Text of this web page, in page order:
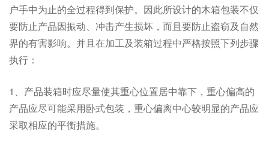
户手中为止的全过程得到保护。因此所设计的木箱包装不仅
要防止产品因振动、冲击产生损坏，而且要防止盗窃及自然
界的有害影响。并且在加工及装箱过程中严格按照下列步骤
执行：
1、产品装箱时应尽量使其重心位置居中靠下，重心偏高的
产品应尽可能采用卧式包装，重心偏离中心较明显的产品应
采取相应的平衡措施。